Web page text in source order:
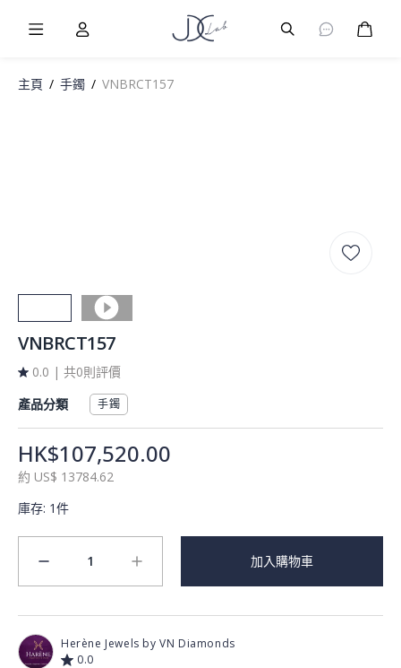
主頁 / 手鐲 / VNBRCT157
VNBRCT157
0.0 | 共0則評價
產品分類
手鐲
HK$107,520.00
約 US$ 13784.62
庫存: 1件
minus 1 plus 加入購物車
Herène Jewels by VN Diamonds
0.0
Burger Menu
User Burger Menu購物